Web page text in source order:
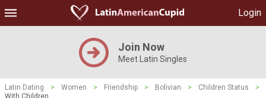
Login
Join Now
Meet Latin Singles
Latin Dating > Women > Friendship > Bolivian > Children Status
>
With Children